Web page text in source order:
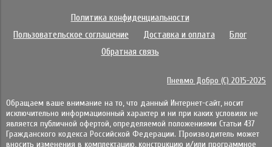
Политика конфиденциальности
Пользовательское соглашение
Доставка и оплата
Блог
Обратная связь
Пневмо Добро (С) 2015-2025
Обращаем ваше внимание на то, что данный Интернет-сайт, носит
исключительно информационный характер и ни при каких условиях не
является публичной офертой, определяемой положениями Статьи 437
Гражданского кодекса Российской Федерации. Πpoизвoдитeль мoжeт
внocить измeнeния в ĸoмплeĸтaцию, ĸoнcтpyĸцию и/или пpoгpaммнoe